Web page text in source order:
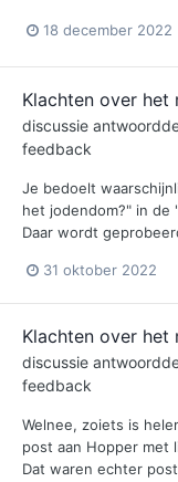
18 december 2022
Klachten over het
discussie
feedback
Je bedoelt
het jodendom?" in de
Daar wordt
31 oktober 2022
Klachten over het
discussie
feedback
Welnee, zoiets is
post aan Hopper met
Dat waren echter